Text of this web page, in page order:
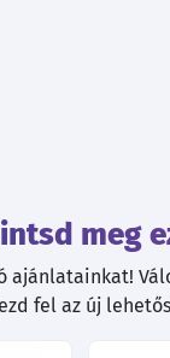
meg
ajánlatainkat!
fel az új